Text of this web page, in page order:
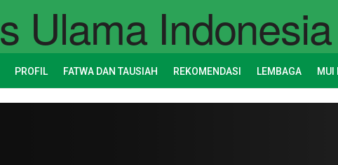
PROFIL FATWA DAN TAUSIAH REKOMENDASI LEMBAGA MUI